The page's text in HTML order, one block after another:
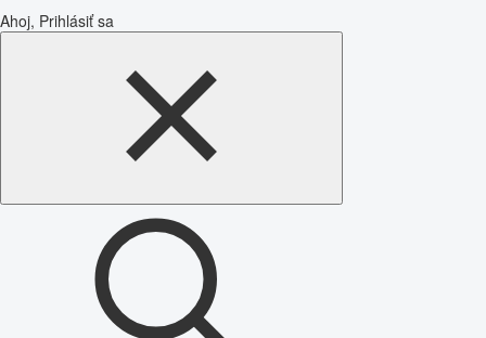
Ahoj, Prihlásiť sa